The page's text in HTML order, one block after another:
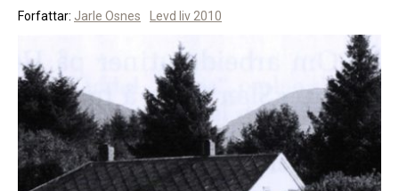
Forfattar: Jarle Osnes Levd liv 2010